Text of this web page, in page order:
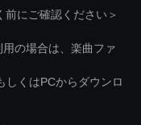
にご確認ください＞
の場合は、楽曲ファ
しくはPCからダウンロ